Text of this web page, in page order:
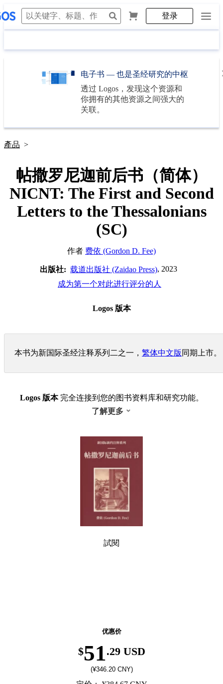
登录
电子书 — 也是圣经研究的中枢
透过 Logos ，发现这个资源和
你拥有的其他资源之间强大的
关联。
產品 >
帖撒罗尼迦前后书（简体）
NICNT: The First and Second
Letters to the Thessalonians
(SC)
作者 费依 (Gordon D. Fee)
出版社: 载道出版社 (Zaidao Press), 2023
成为第一个对此进行评分的人
Logos 版本
本书为新国际圣经注释系列二之一， 繁体中文版 同期上市。
Logos 版本完全连接到您的图书资料库和研究功能。
了解更多
試閱
优惠价
$51.29 USD
(¥346.20 CNY)